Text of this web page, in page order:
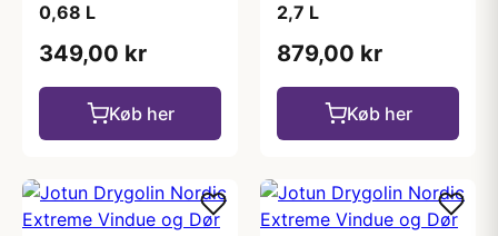
0,68 L
349,00 kr
Køb her
2,7 L
879,00 kr
Køb her